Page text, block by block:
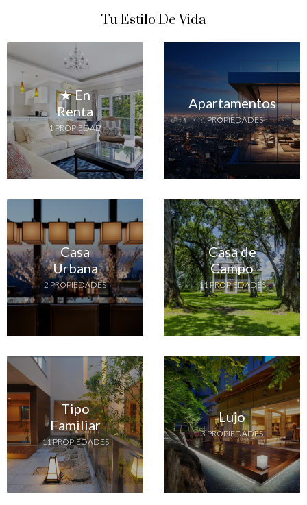
Tu Estilo De Vida
★ En
Renta
1 PROPIEDAD
Apartamentos
4 PROPIEDADES
Casa
Urbana
2 PROPIEDADES
Casa de
Campo
11 PROPIEDADES
Tipo
Familiar
11 PROPIEDADES
Lujo
3 PROPIEDADES